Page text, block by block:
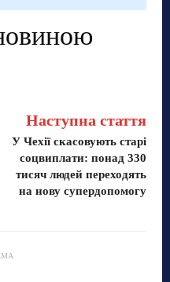
Наступна стаття
У Чехії скасовують старі
соцвиплати: понад 330
тисяч людей переходять
на нову супердопомогу